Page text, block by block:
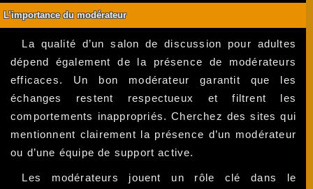
L’importance du modérateur
La qualité d’un salon de discussion pour adultes
dépend également de la présence de modérateurs
efficaces. Un bon modérateur garantit que les
échanges restent respectueux et filtrent les
comportements inappropriés. Cherchez des sites qui
mentionnent clairement la présence d’un modérateur
ou d’une équipe de support active.
Les modérateurs jouent un rôle clé dans le